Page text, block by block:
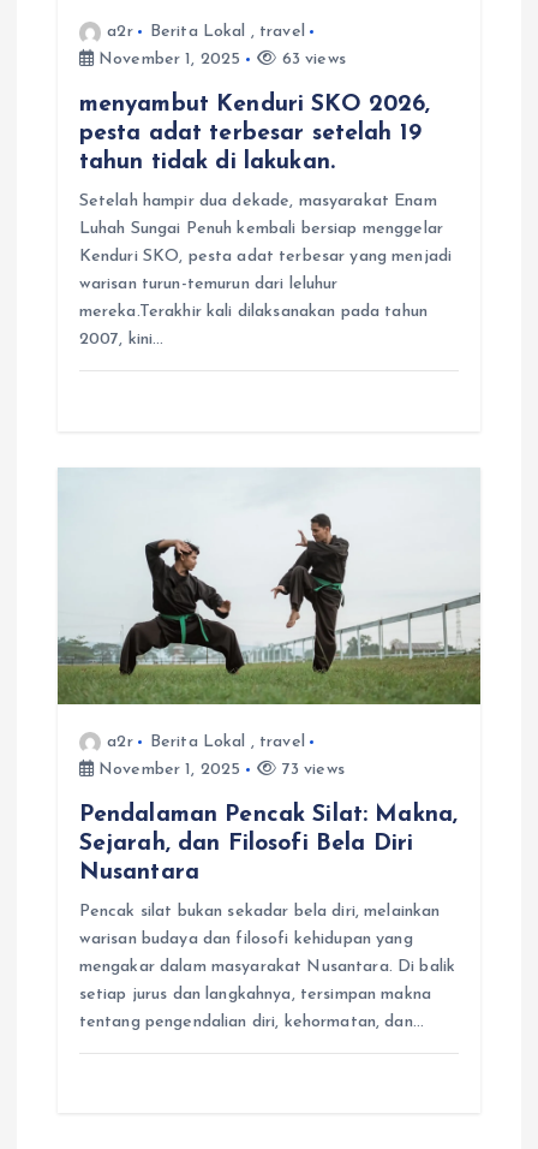
a2r Berita Lokal , travel
November 1, 2025
63 views
menyambut Kenduri SKO 2026,
pesta adat terbesar setelah 19
tahun tidak di lakukan.
Setelah hampir dua dekade, masyarakat Enam
Luhah Sungai Penuh kembali bersiap menggelar
Kenduri SKO, pesta adat terbesar yang menjadi
warisan turun-temurun dari leluhur
mereka.Terakhir kali dilaksanakan pada tahun
2007, kini…
a2r Berita Lokal , travel
November 1, 2025
73 views
Pendalaman Pencak Silat: Makna,
Sejarah, dan Filosofi Bela Diri
Nusantara
Pencak silat bukan sekadar bela diri, melainkan
warisan budaya dan filosofi kehidupan yang
mengakar dalam masyarakat Nusantara. Di balik
setiap jurus dan langkahnya, tersimpan makna
tentang pengendalian diri, kehormatan, dan…